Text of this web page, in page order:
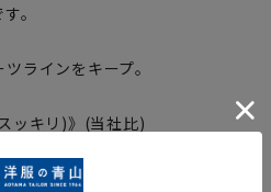
。
ラインをキープ。
ッキリ)》(当社比)